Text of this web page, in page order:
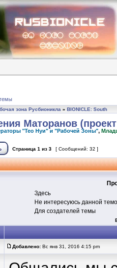
зона Русбионикла » BIONICLE: South
Маторанов
"Тео Нуи" и "Рабочей Зоны",
Страница 1 из 3 [ Сообщений: 32 ]
Здесь
Не интересуюсь данной
Для создателей темы
Добавлено: Вс янв 31, 2016 4:15 pm